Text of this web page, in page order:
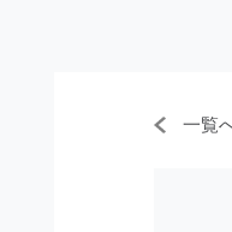
一覧